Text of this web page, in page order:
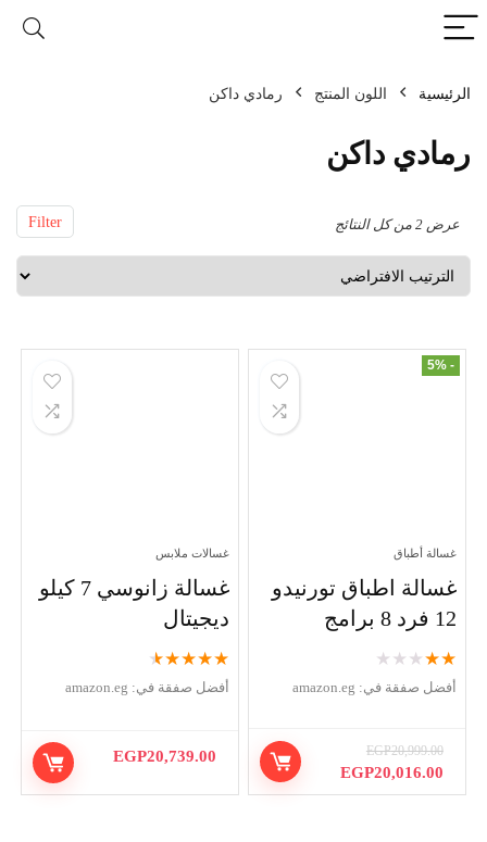
الرئيسية اللون المنتج
Filter عرض ⁦2⁩ من كل النتائج
- 5%
غسالة أطباق
غسالة اطباق تورنيدو
12 فرد 8 برامج
★
★
★
★
★
أفضل صفقة في: amazon.eg
EGP20,999.00
السعر
الأصلي
EGP20,016.00
السعر
الحالي
غسالات ملابس
غسالة زانوسي 7 كيلو
ديجيتال
★
★
★
★
★
أفضل صفقة في: amazon.eg
EGP20,739.00